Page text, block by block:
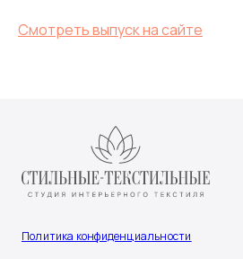
Смотреть выпуск на сайте
Политика конфиденциальности